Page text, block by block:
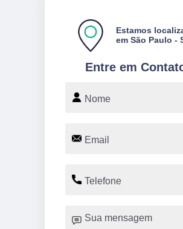
Entre em
Estamos
em São Paulo -